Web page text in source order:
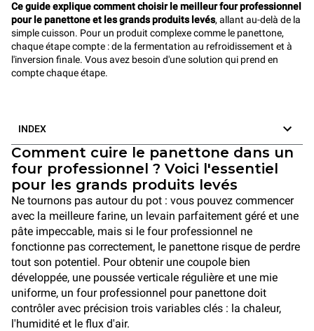
Ce guide explique comment choisir le meilleur four professionnel
pour le panettone et les grands produits levés, allant au-delà de la
simple cuisson. Pour un produit complexe comme le panettone,
chaque étape compte : de la fermentation au refroidissement et à
l'inversion finale. Vous avez besoin d'une solution qui prend en
compte chaque étape.
INDEX
Comment cuire le panettone dans un
four professionnel ? Voici l'essentiel
pour les grands produits levés
Ne tournons pas autour du pot : vous pouvez commencer
avec la meilleure farine, un levain parfaitement géré et une
pâte impeccable, mais si le four professionnel ne
fonctionne pas correctement, le panettone risque de perdre
tout son potentiel. Pour obtenir une coupole bien
développée, une poussée verticale régulière et une mie
uniforme, un four professionnel pour panettone doit
contrôler avec précision trois variables clés : la chaleur,
l'humidité et le flux d'air.